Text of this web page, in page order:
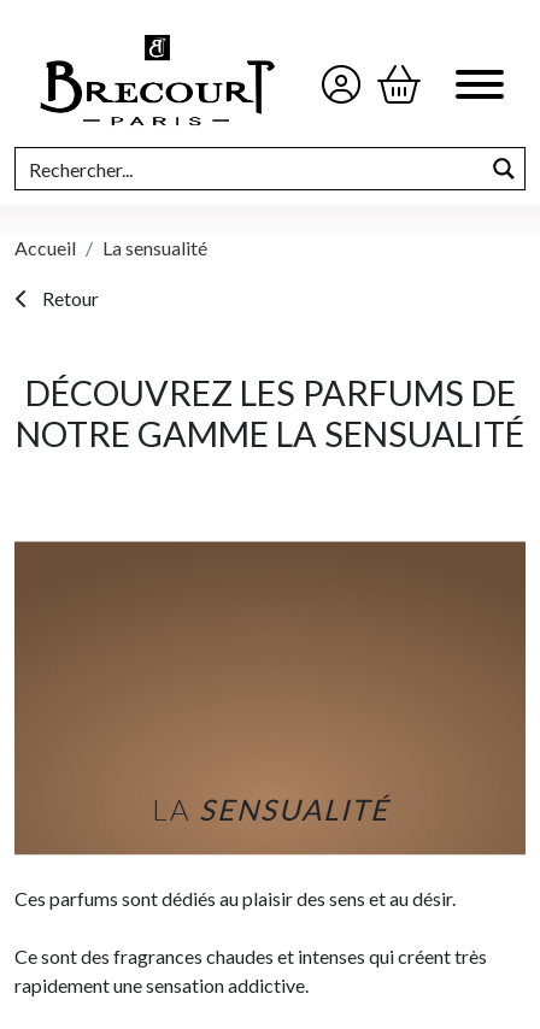
Accueil La sensualité
Retour
DÉCOUVREZ LES PARFUMS DE
NOTRE GAMME LA SENSUALITÉ
LA SENSUALITÉ
Ces parfums sont dédiés au plaisir des sens et au désir.
Ce sont des fragrances chaudes et intenses qui créent très
rapidement une sensation addictive.